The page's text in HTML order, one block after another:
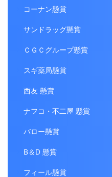
コーナン懸賞
サンドラッグ懸賞
ＣＧＣグループ懸賞
スギ薬局懸賞
西友 懸賞
ナフコ・不二屋 懸賞
バロー懸賞
B＆D 懸賞
フィール懸賞